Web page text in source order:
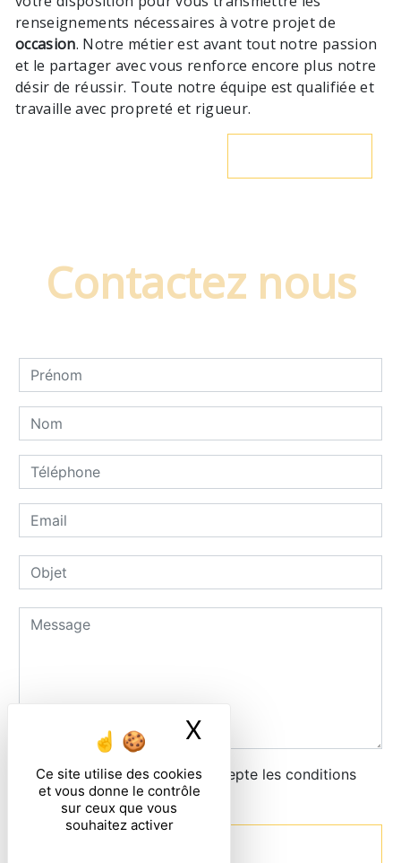
Ce site utilise des cookies
et vous donne le contrôle
sur ceux que vous
souhaitez activer
X
renseignements nécessaires à votre projet de
occasion. Notre métier est avant tout notre passion
et le partager avec vous renforce encore plus notre
désir de réussir. Toute notre équipe est qualifiée et
travaille avec propreté et rigueur.
Contactez nous
En cochant cette case, j'accepte les conditions
particulières ci-dessous **